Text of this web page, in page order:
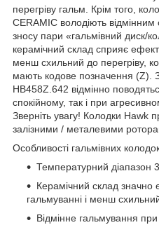
перегріву гальм. Крім того,
CERAMIC володіють відмінним
зносу пари «гальмівний диск/
керамічний склад сприяє
менш схильний до перегріву,
мають кодове позначення (Z).
HB458Z.642 відмінно
спокійному, так і при
Зверніть увагу! Колодки Hawk
залізними / металевими
Особливості гальмівних
Температурний діапазон
Керамічний склад значно
гальмуванні і менш
Відмінне гальмування